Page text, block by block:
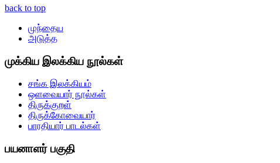
back to top
முந்தைய
அடுத்த
முக்கிய இலக்கிய நூல்கள்
சங்க இலக்கியம்
ஒளவையார் நூல்கள்
திருக்குறள்
திருக்கோவையார்
பாரதியார் பாடல்கள்
பயனாளர் பகுதி